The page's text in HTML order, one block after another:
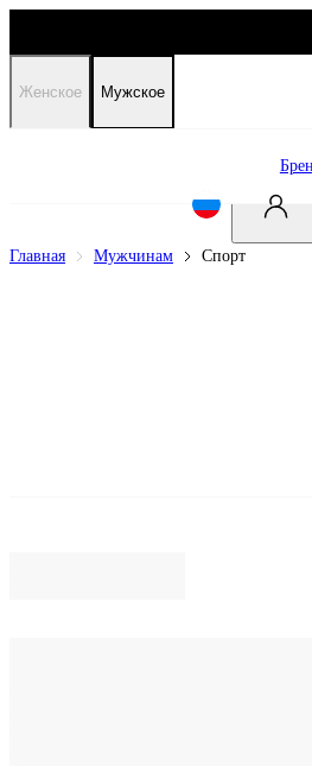
Женское Мужское
Главная Мужчинам Спорт